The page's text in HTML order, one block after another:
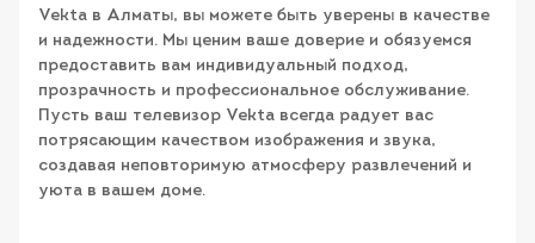
Vekta в Алматы, вы можете быть уверены в качестве
и надежности. Мы ценим ваше доверие и обязуемся
предоставить вам индивидуальный подход,
прозрачность и профессиональное обслуживание.
Пусть ваш телевизор Vekta всегда радует вас
потрясающим качеством изображения и звука,
создавая неповторимую атмосферу развлечений и
уюта в вашем доме.